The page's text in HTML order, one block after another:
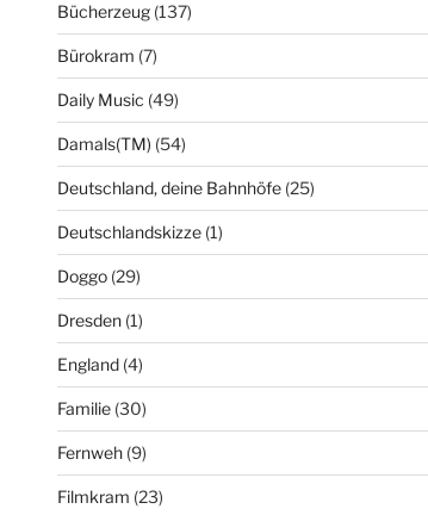
Bücherzeug(137)
Bürokram (7)
Daily Music (49)
Damals(TM) (54)
Deutschland, deine Bahnhöfe(25)
Deutschlandskizze(1)
Doggo(29)
Dresden(1)
England(4)
Familie(30)
Fernweh(9)
Filmkram (23)